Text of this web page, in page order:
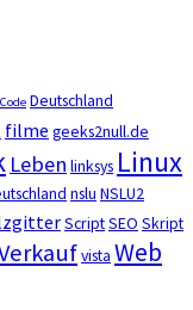
Code Deutschland
filme geeks2null.de
Leben linksys Linux
nslu NSLU2
ScriptSEO Skript
vista Web